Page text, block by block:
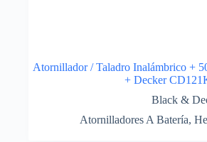
Atornillador / Taladro Inalámbrico +
+ Decker
Black &
Atornilladores A Batería,